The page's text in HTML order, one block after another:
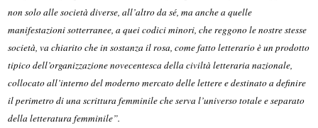
non solo alle società diverse, all’altro da sé, ma anche a quelle
manifestazioni sotterranee, a quei codici minori, che reggono le nostre stesse
società, va chiarito chein sostanza il rosa, come fatto letterario è un prodotto
tipico dell’organizzazione novecentesca della civiltà letteraria nazionale,
collocato all’interno del moderno mercato delle lettere e destinato a definire
il perimetro di una scrittura femminile che serva l’universo totale e separato
della letteratura femminile”.